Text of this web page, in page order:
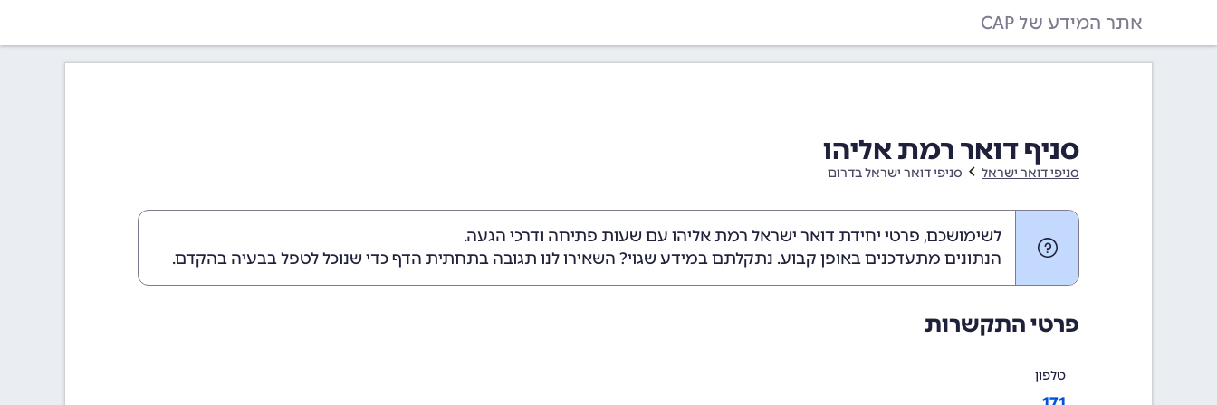
אתר המידע של CAP
סניף דואר רמת אליהו
סניפי דואר ישראל סניפי דואר ישראל בדרום
לשימושכם, פרטי יחידת דואר ישראל רמת אליהו עם שעות פתיחה ודרכי הגעה.
הנתונים מתעדכנים באופן קבוע. נתקלתם במידע שגוי? השאירו לנו תגובה בתחתית הדף כדי שנוכל לטפל בבעיה בהקדם.
פרטי התקשרות
טלפון